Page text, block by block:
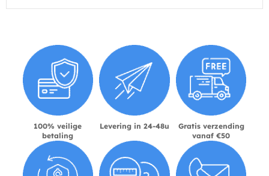
100% veilige
betaling
Levering in 24-48u
Gratis verzending
vanaf €50